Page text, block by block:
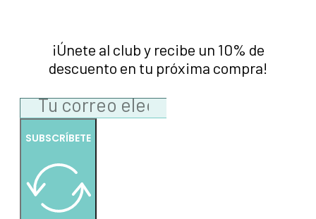
¡Únete al club y recibe un 10% de
descuento en tu próxima compra!
SUBSCRÍBETE